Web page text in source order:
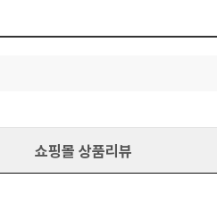
쇼핑몰 상품리뷰